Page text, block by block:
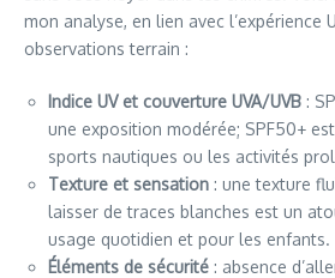
mon analyse, en lien avec l’expérience
observations terrain :
Indice UV et couverture UVA/UVB :
une exposition modérée; SPF50+
sports nautiques ou les activités
Texture et sensation : une texture
laisser de traces blanches est un
usage quotidien et pour les enfants.
Éléments de sécurité : absence